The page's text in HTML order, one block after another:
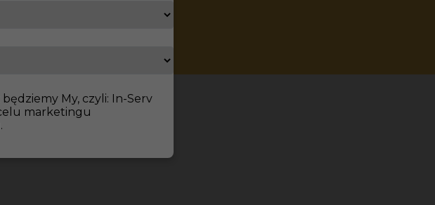
dla regipsiarza - Lippstadt
My, czyli: In-Serv
marketingu